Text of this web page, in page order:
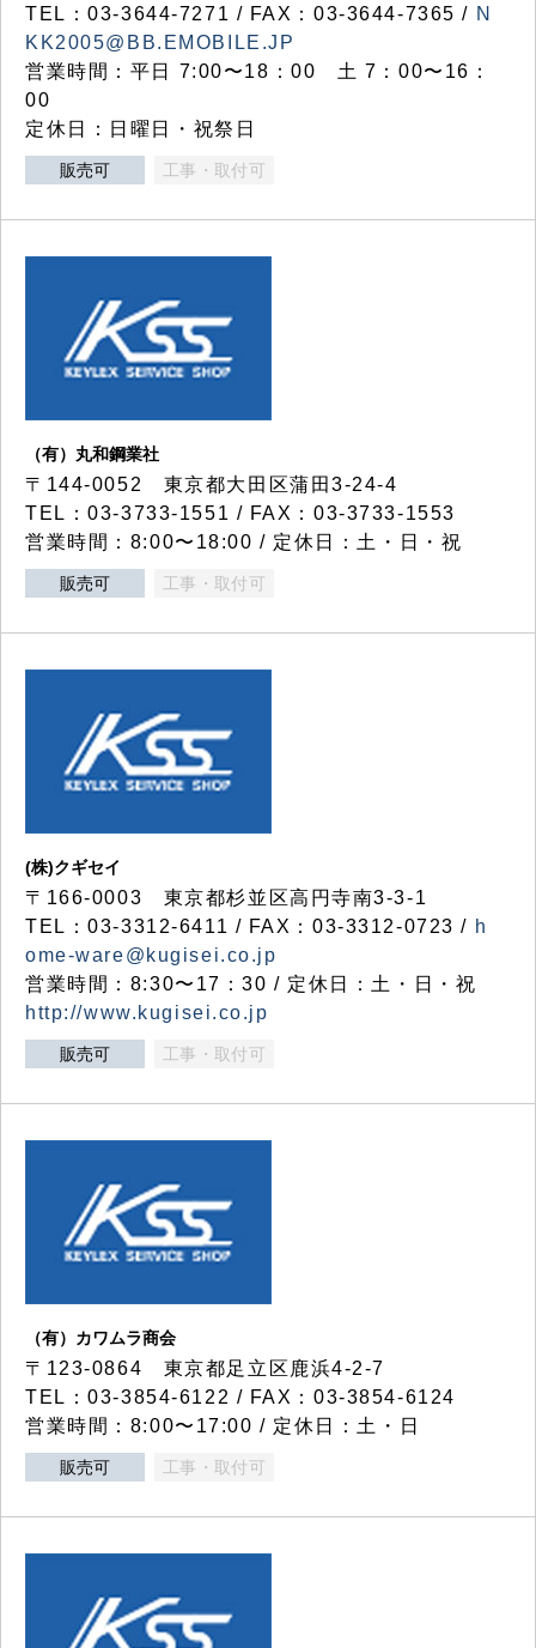
TEL：03‐3644‐7271 / FAX：03-3644-7365 / N
KK2005@BB.EMOBILE.JP
営業時間：平日 7:00〜18：00 土 7：00〜16：
00
定休日：日曜日・祝祭日
販売可 工事・取付可
（有）丸和鋼業社
〒144-0052 東京都大田区蒲田3-24-4
TEL：03-3733-1551 / FAX：03-3733-1553
営業時間：8:00〜18:00 / 定休日：土・日・祝
販売可 工事・取付可
(株)クギセイ
〒166-0003 東京都杉並区高円寺南3-3-1
TEL：03-3312-6411 / FAX：03-3312-0723 / h
ome-ware@kugisei.co.jp
営業時間：8:30〜17：30 / 定休日：土・日・祝
http://www.kugisei.co.jp
販売可 工事・取付可
（有）カワムラ商会
〒123-0864 東京都足立区鹿浜4-2-7
TEL：03-3854-6122 / FAX：03-3854-6124
営業時間：8:00〜17:00 / 定休日：土・日
販売可 工事・取付可